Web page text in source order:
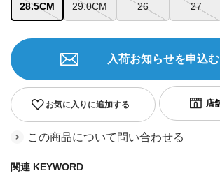
28.5CM 29.0CM 26 27
お気に入りに追加する
入荷お知らせを申込む
この商品について問い合わせる
関連 KEYWORD